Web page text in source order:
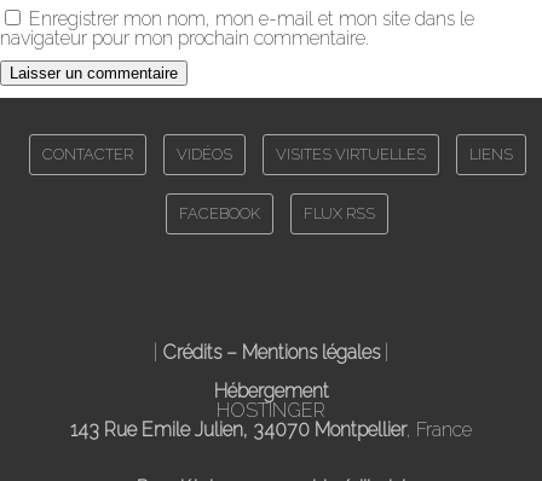
Enregistrer mon nom, mon e-mail et mon site dans le
navigateur pour mon prochain commentaire.
CONTACTER VIDÉOS VISITES VIRTUELLES LIENS
FACEBOOK FLUX RSS
Crédits – Mentions légales|
Hébergement
HOSTINGER
143 Rue Emile Julien, 34070 Montpellier, France